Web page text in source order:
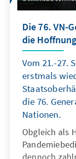
des
Gespür für
Anliegen an
Grünen
für
weiterhin
Die 76. VN-
die
Vom 21.-27.
erstmals
die 76.
Nationen.
Obgleich als